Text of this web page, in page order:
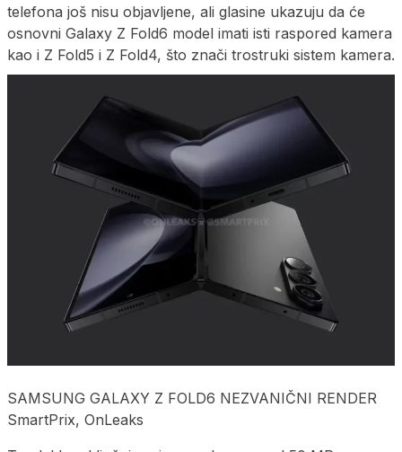
telefona još nisu objavljene, ali glasine ukazuju da će
osnovni Galaxy Z Fold6 model imati isti raspored kamera
kao i Z Fold5 i Z Fold4, što znači trostruki sistem kamera.
SAMSUNG GALAXY Z FOLD6 NEZVANIČNI RENDER
SmartPrix, OnLeaks